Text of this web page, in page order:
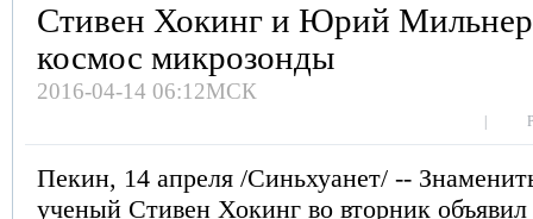
Стивен Хокинг и Юрий Мильнер
космос микрозонды
2016-04-14 06:12МСК
Пекин, 14 апреля /Синьхуанет/ --
ученый Стивен Хокинг во вторник объявил